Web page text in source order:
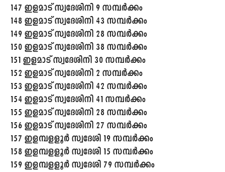
147 ഇളമാട് സ്വദേശിനി 9 സമ്പർക്കം
148 ഇളമാട് സ്വദേശിനി 43 സമ്പർക്കം
149 ഇളമാട് സ്വദേശിനി 28 സമ്പർക്കം
150 ഇളമാട് സ്വദേശിനി 38 സമ്പർക്കം
151 ഇളമാട് സ്വദേശിനി 30 സമ്പർക്കം
152 ഇളമാട് സ്വദേശിനി 2 സമ്പർക്കം
153 ഇളമാട് സ്വദേശിനി 42 സമ്പർക്കം
154 ഇളമാട് സ്വദേശിനി 41 സമ്പർക്കം
155 ഇളമാട് സ്വദേശിനി 28 സമ്പർക്കം
156 ഇളമാട് സ്വദേശിനി 27 സമ്പർക്കം
157 ഇളമ്പളളൂർ സ്വദേശി 19 സമ്പർക്കം
158 ഇളമ്പളളൂർ സ്വദേശി 15 സമ്പർക്കം
159 ഇളമ്പളളൂർ സ്വദേശി 79 സമ്പർക്കം